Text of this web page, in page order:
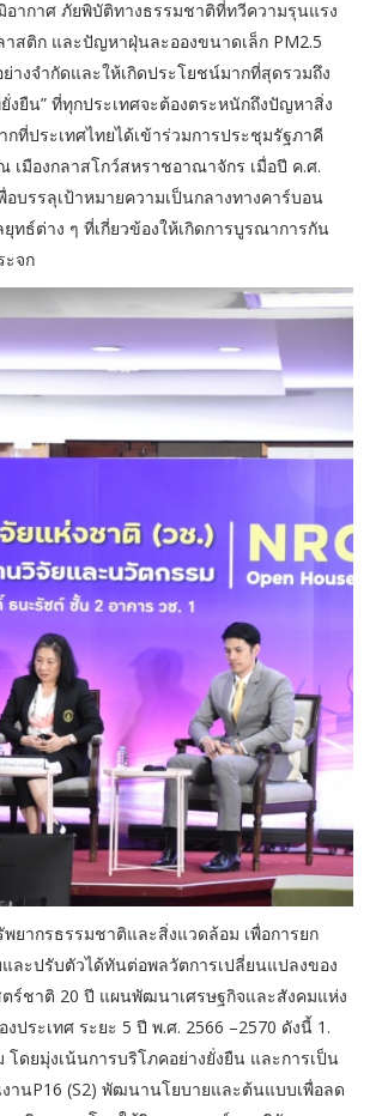
ากาศ ภัยพิบัติทางธรรมชาติที่ทวีความรุนแรง
สติก และปัญหาฝุ่นละอองขนาดเล็ก PM2.5
งจำกัดและให้เกิดประโยชน์มากที่สุดรวมถึง
ยืน” ที่ทุกประเทศจะต้องตระหนักถึงปัญหาสิ่ง
ที่ประเทศไทยได้เข้าร่วมการประชุมรัฐภาคี
มืองกลาสโกว์สหราชอาณาจักร เมื่อปี ค.ศ.
บรรลุเป้าหมายความเป็นกลางทางคาร์บอน
ทธ์ต่าง ๆ ที่เกี่ยวข้องให้เกิดการบูรณาการกัน
ะจก
ยากรธรรมชาติและสิ่งแวดล้อม เพื่อการยก
ะปรับตัวได้ทันต่อพลวัตการเปลี่ยนแปลงของ
ร์ชาติ 20 ปี แผนพัฒนาเศรษฐกิจและสังคมแห่ง
ระเทศ ระยะ 5 ปี พ.ศ. 2566 –2570 ดังนี้ 1.
ดยมุ่งเน้นการบริโภคอย่างยั่งยืน และการเป็น
านP16 (S2) พัฒนานโยบายและต้นแบบเพื่อลด